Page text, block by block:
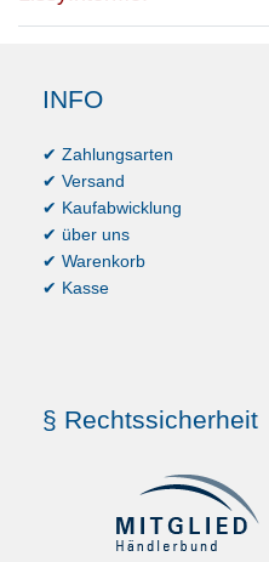
INFO
✔ Zahlungsarten
✔ Versand
✔ Kaufabwicklung
✔ über uns
✔ Warenkorb
✔ Kasse
§ Rechtssicherheit